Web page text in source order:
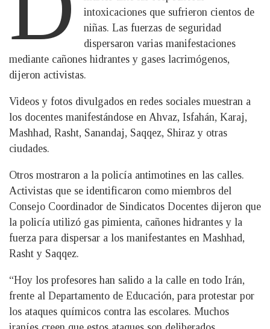
intoxicaciones que sufrieron cientos de
niñas. Las fuerzas de seguridad
dispersaron varias manifestaciones
mediante cañones hidrantes y gases lacrimógenos,
dijeron activistas.
Videos y fotos divulgados en redes sociales muestran a
los docentes manifestándose en Ahvaz, Isfahán, Karaj,
Mashhad, Rasht, Sanandaj, Saqqez, Shiraz y otras
ciudades.
Otros mostraron a la policía antimotines en las calles.
Activistas que se identificaron como miembros del
Consejo Coordinador de Sindicatos Docentes dijeron que
la policía utilizó gas pimienta, cañones hidrantes y la
fuerza para dispersar a los manifestantes en Mashhad,
Rasht y Saqqez.
“Hoy los profesores han salido a la calle en todo Irán,
frente al Departamento de Educación, para protestar por
los ataques químicos contra las escolares. Muchos